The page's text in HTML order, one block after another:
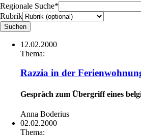
Regionale Suche*
Rubrik
12.02.2000
Thema:
Razzia in der
Gespräch zum Übergriff eines
Anna Boderius
02.02.2000
Thema: